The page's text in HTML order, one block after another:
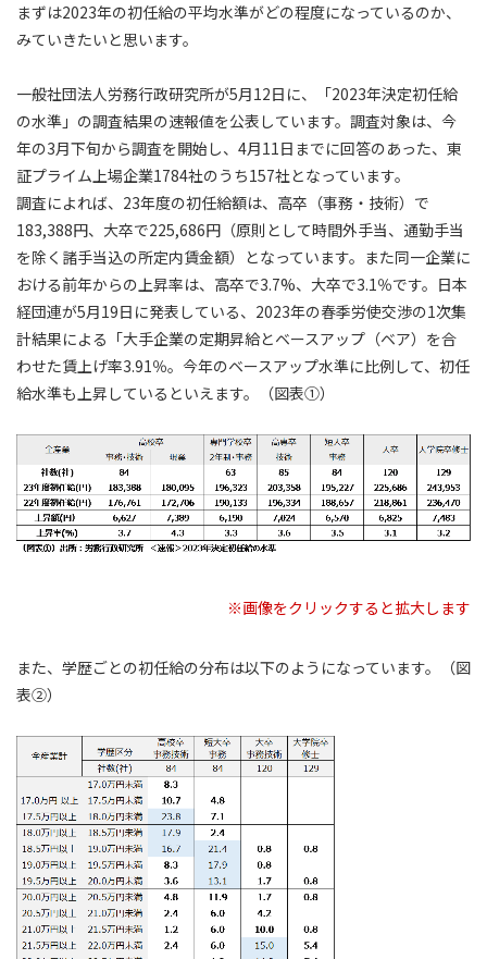
まずは2023年の初任給の平均水準がどの程度になっているのか、
みていきたいと思います。
一般社団法人労務行政研究所が5月12日に、「2023年決定初任給
の水準」の調査結果の速報値を公表しています。調査対象は、今
年の3月下旬から調査を開始し、4月11日までに回答のあった、東
証プライム上場企業1784社のうち157社となっています。
調査によれば、23年度の初任給額は、高卒（事務・技術）で
183,388円、大卒で225,686円（原則として時間外手当、通勤手当
を除く諸手当込の所定内賃金額）となっています。また同一企業に
おける前年からの上昇率は、高卒で3.7%、大卒で3.1％です。日本
経団連が5月19日に発表している、2023年の春季労使交渉の1次集
計結果による「大手企業の定期昇給とベースアップ（ベア）を合
わせた賃上げ率3.91％。今年のベースアップ水準に比例して、初任
給水準も上昇しているといえます。（図表①）
※画像をクリックすると拡大します
また、学歴ごとの初任給の分布は以下のようになっています。（図
表②）